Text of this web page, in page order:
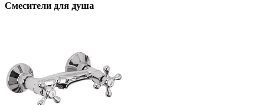
Смесители для душа